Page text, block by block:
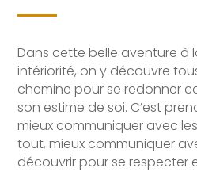
Dans cette belle aventure à
intériorité, on y découvre
chemine pour se redonner
son estime de soi. C’est
mieux communiquer avec
tout, mieux communiquer
découvrir pour se respecter